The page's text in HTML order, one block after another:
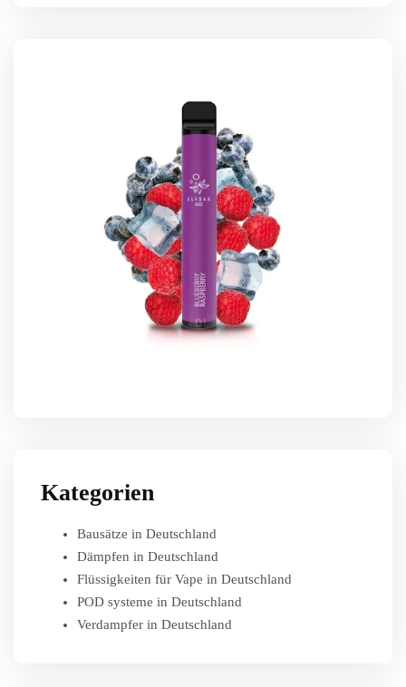
Kategorien
Bausätze in Deutschland
Dämpfen in Deutschland
Flüssigkeiten für Vape in Deutschland
POD systeme in Deutschland
Verdampfer in Deutschland